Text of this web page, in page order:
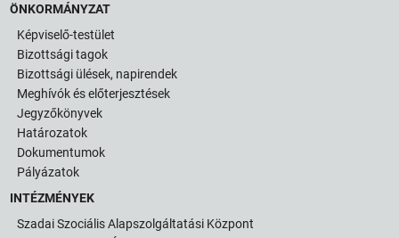
ÖNKORMÁNYZAT
Képviselő-testület
Bizottsági tagok
Bizottsági ülések, napirendek
Meghívók és előterjesztések
Jegyzőkönyvek
Határozatok
Dokumentumok
Pályázatok
INTÉZMÉNYEK
Szadai Szociális Alapszolgáltatási Központ